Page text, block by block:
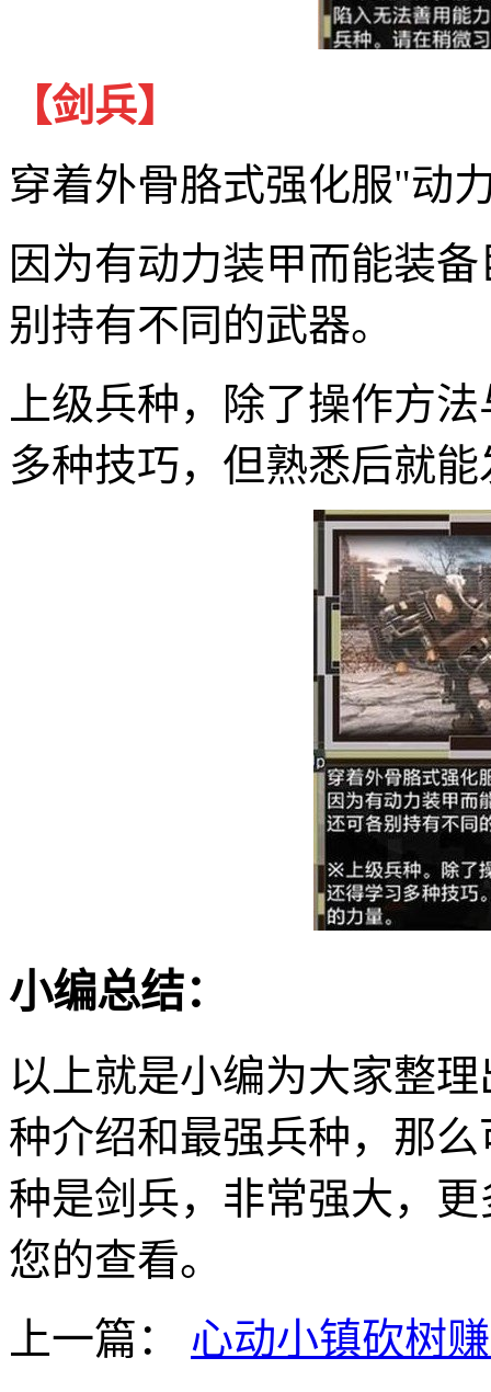
【剑兵】
穿着外骨胳式强化服"动
因为有动力装甲而能装
别持有不同的武器。
上级兵种，除了操作方
多种技巧，但熟悉后就
小编总结：
以上就是小编为大家整
种介绍和最强兵种，那
种是剑兵，非常强大，
您的查看。
上一篇：
心动小镇砍树